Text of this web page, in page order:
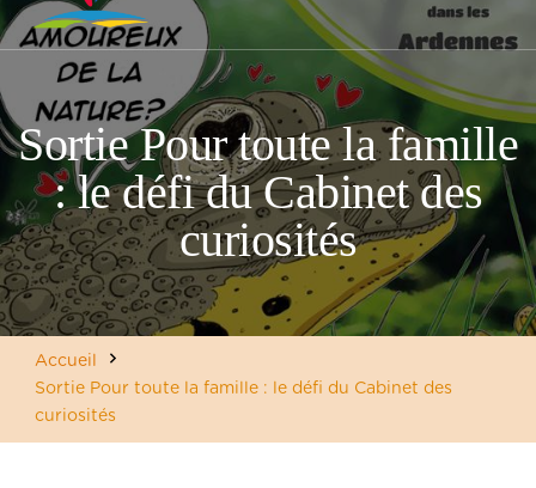
Sortie Pour toute la famille
: le défi du Cabinet des
curiosités
Accueil
Sortie Pour toute la famille : le défi du Cabinet des
curiosités